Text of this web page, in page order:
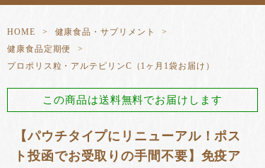
HOME
健康食品・サプリメント
健康食品定期便
プロポリス粒・アルテピリンC（1ヶ月1袋お届け）
この商品は送料無料でお届けします
【パウチタイプにリニューアル！ポス
ト投函でお受取りの手間不要】免疫ア